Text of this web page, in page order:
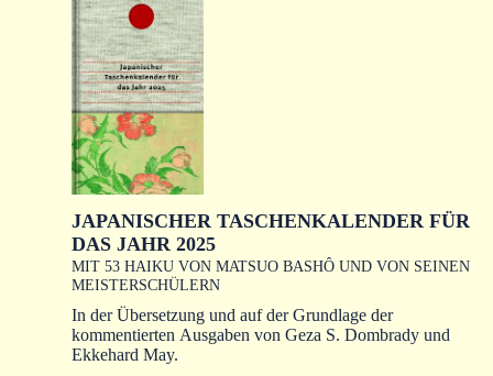
JAPANISCHER TASCHENKALENDER FÜR
DAS JAHR 2025
MIT 53 HAIKU VON MATSUO BASHÔ UND VON SEINEN
MEISTERSCHÜLERN
In der Übersetzung und auf der Grundlage der
kommentierten Ausgaben von Geza S. Dombrady und
Ekkehard May.